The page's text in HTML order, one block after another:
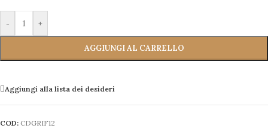
- +
AGGIUNGI AL CARRELLO
Aggiungi alla lista dei desideri
COD: CDGRIF12